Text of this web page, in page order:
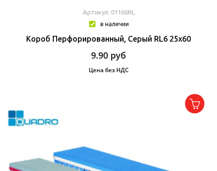
Артикул: 01166RL
в наличии
Короб Перфорированный, Серый RL6 25x60
9.90 руб
Цена без НДС